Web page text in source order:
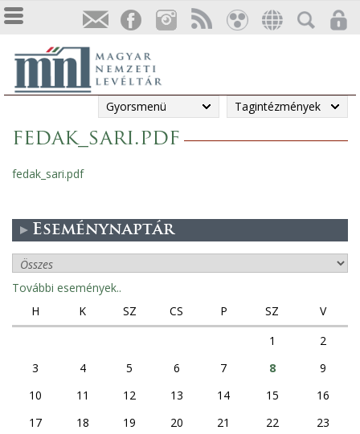
Gyorsmenü Tagintézmények
fedak_sari.pdf
fedak_sari.pdf
Eseménynaptár
További események..
H
K SZ CS P SZ
V
1
2
3
4 5 6 7 8
9
10
11 12 13 14 15
16
17
18 19 20 21 22
23